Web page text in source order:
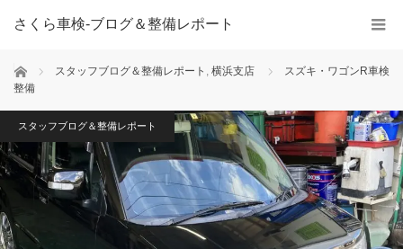
さくら車検‐ブログ＆整備レポート
ホーム スタッフブログ＆整備レポート , 横浜支店
スズキ・ワゴンR車検
整備
スタッフブログ＆整備レポート